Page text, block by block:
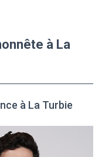
à La
à La Turbie